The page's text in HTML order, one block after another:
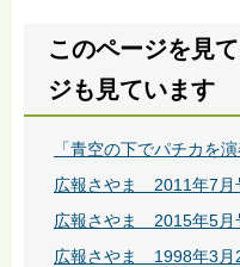
このページを見
ジも見ています
「青空の下でパチカを
広報さやま 2011年7月
広報さやま 2015年5月
広報さやま 1998年3月